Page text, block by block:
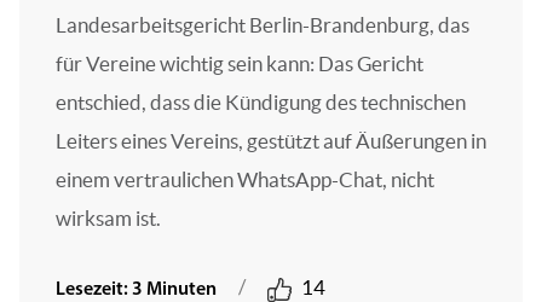
Landesarbeitsgericht Berlin-Brandenburg, das
für Vereine wichtig sein kann: Das Gericht
entschied, dass die Kündigung des technischen
Leiters eines Vereins, gestützt auf Äußerungen in
einem vertraulichen WhatsApp-Chat, nicht
wirksam ist.
Lesezeit: 3 Minuten / 14